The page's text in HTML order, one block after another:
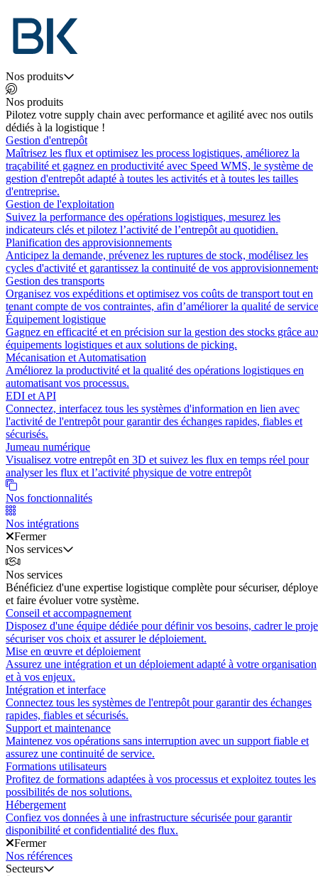
Nos produits
Nos produits
Pilotez votre supply chain avec performance et agilité avec nos outils
dédiés à la logistique !
Gestion d'entrepôt
Maîtrisez les flux et optimisez les process logistiques, améliorez la
traçabilité et gagnez en productivité avec Speed WMS, le système de
gestion d'entrepôt adapté à toutes les activités et à toutes les tailles
d'entreprise.
Gestion de l'exploitation
Suivez la performance des opérations logistiques, mesurez les
indicateurs clés et pilotez l’activité de l’entrepôt au quotidien.
Planification des approvisionnements
Anticipez la demande, prévenez les ruptures de stock, modélisez les
cycles d'activité et garantissez la continuité de vos
Gestion des transports
Organisez vos expéditions et optimisez vos coûts de transport tout en
tenant compte de vos contraintes, afin d’améliorer la qualité de
Équipement logistique
Gagnez en efficacité et en précision sur la gestion des stocks grâce
équipements logistiques et aux solutions de picking.
Mécanisation et Automatisation
Améliorez la productivité et la qualité des opérations logistiques en
automatisant vos processus.
EDI et API
Connectez, interfacez tous les systèmes d'information en lien avec
l'activité de l'entrepôt pour garantir des échanges rapides, fiables et
sécurisés.
Jumeau numérique
Visualisez votre entrepôt en 3D et suivez les flux en temps réel pour
analyser les flux et l’activité physique de votre entrepôt
Nos fonctionnalités
Nos intégrations
Fermer
Nos services
Nos services
Bénéficiez d'une expertise logistique complète pour sécuriser,
et faire évoluer votre système.
Conseil et accompagnement
Disposez d'une équipe dédiée pour définir vos besoins, cadrer le
sécuriser vos choix et assurer le déploiement.
Mise en œuvre et déploiement
Assurez une intégration et un déploiement adapté à votre organisation
et à vos enjeux.
Intégration et interface
Connectez tous les systèmes de l'entrepôt pour garantir des échanges
rapides, fiables et sécurisés.
Support et maintenance
Maintenez vos opérations sans interruption avec un support fiable et
assurez une continuité de service.
Formations utilisateurs
Profitez de formations adaptées à vos processus et exploitez toutes les
possibilités de nos solutions.
Hébergement
Confiez vos données à une infrastructure sécurisée pour garantir
disponibilité et confidentialité des flux.
Fermer
Nos références
Secteurs